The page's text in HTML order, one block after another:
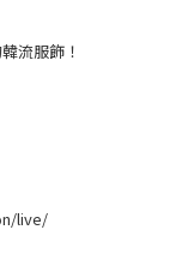
流服飾！
live/